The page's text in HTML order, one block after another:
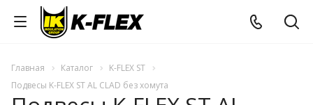
Главная Каталог
K-FLEX ST
Подвесы K-FLEX ST AL CLAD без хомута